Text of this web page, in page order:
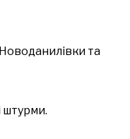
та
штурми.